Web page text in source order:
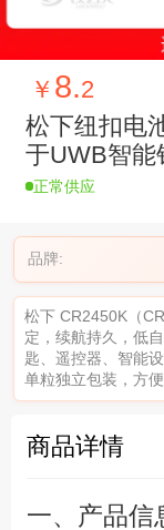
￥ 8.2
松下纽扣电
于UWB智能
正常供应
品牌:
松下 CR2450K（
定，续航持久，低
匙、遥控器、智能
单粒独立包装，方
商品详情
一、产品信